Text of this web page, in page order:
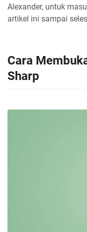
Alexander, untuk
artikel ini sampai
Cara
Sharp